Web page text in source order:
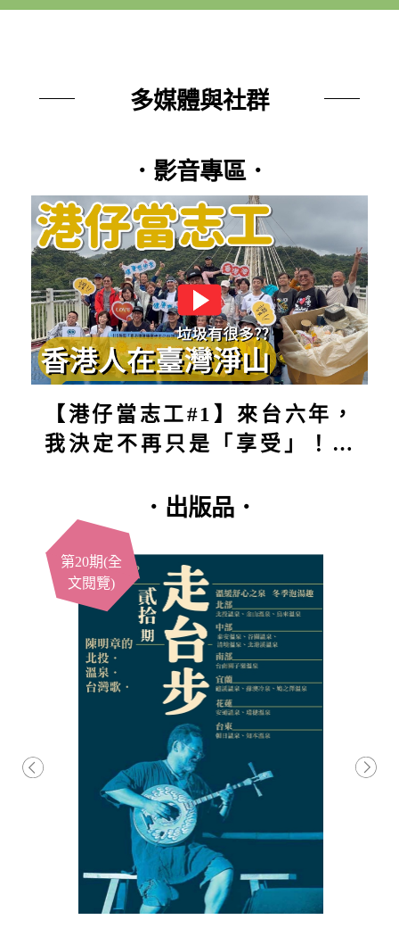
多媒體與社群
．影音專區．
【港仔當志工#1】來台六年，
我決定不再只是「享受」！第
付出，結果得到的竟然更多？
．出版品．
第20期(全
文閱覽)